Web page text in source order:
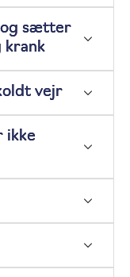
og sætter
krank
vejr
ikke